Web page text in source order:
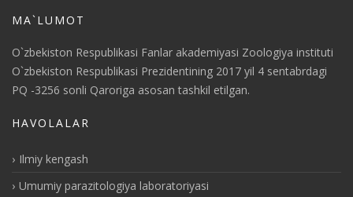
MA`LUMOT
O`zbekiston Respublikasi Fanlar akademiyasi Zoologiya instituti
O`zbekiston Respublikasi Prezidentining 2017 yil 4 sentabrdagi
PQ -3256 sonli Qaroriga asosan tashkil etilgan.
HAVOLALAR
Ilmiy kengash
Umumiy parazitologiya laboratoriyasi